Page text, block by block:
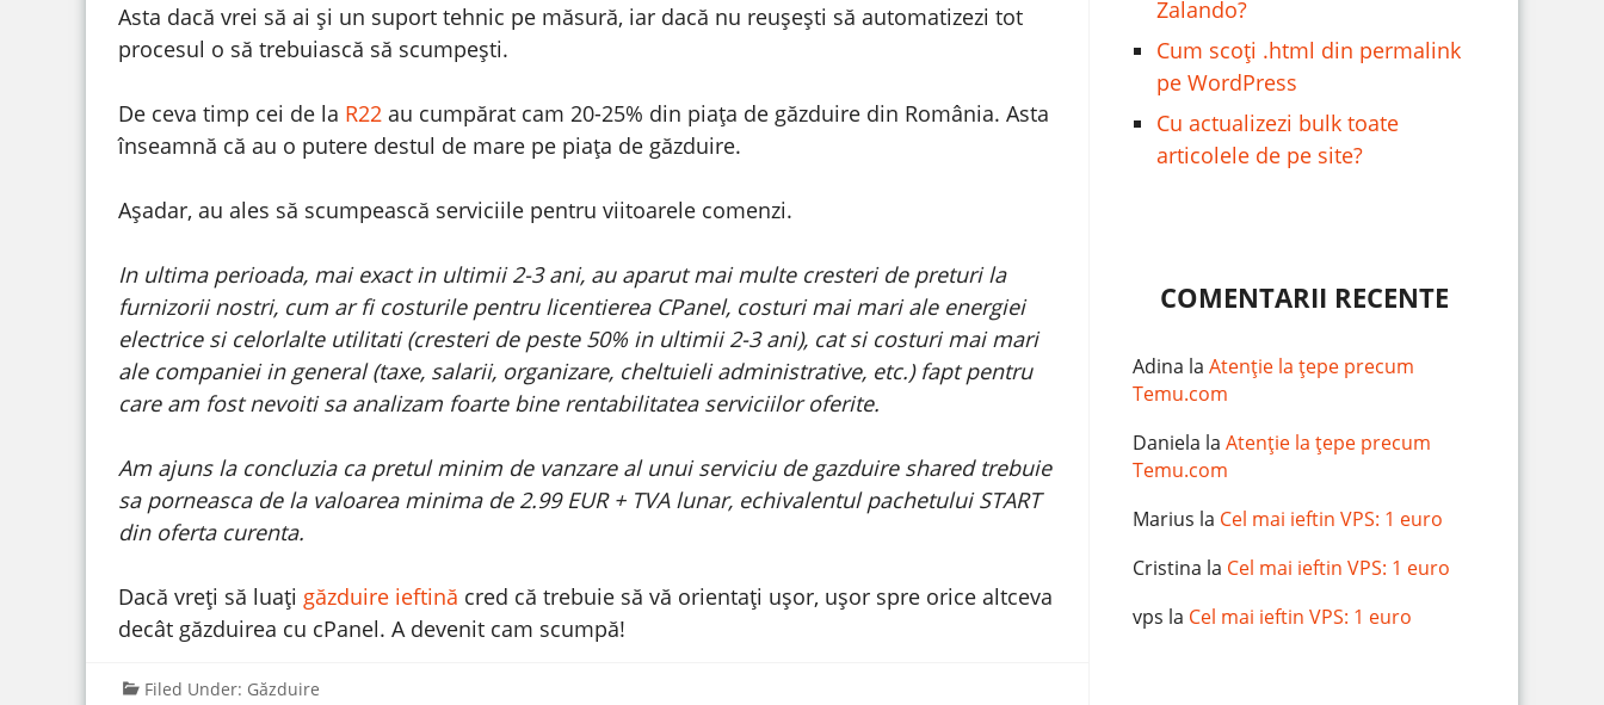
Asta dacă vrei să ai și un suport tehnic pe măsură, iar dacă nu reușești să automatizezi tot
procesul o să trebuiască să scumpești.
De ceva timp cei de la R22 au cumpărat cam 20-25% din piața de găzduire din România. Asta
înseamnă că au o putere destul de mare pe piața de găzduire.
Așadar, au ales să scumpească serviciile pentru viitoarele comenzi.
In ultima perioada, mai exact in ultimii 2-3 ani, au aparut mai multe cresteri de preturi la
furnizorii nostri, cum ar fi costurile pentru licentierea CPanel, costuri mai mari ale energiei
electrice si celorlalte utilitati (cresteri de peste 50% in ultimii 2-3 ani), cat si costuri mai mari
ale companiei in general (taxe, salarii, organizare, cheltuieli administrative, etc.) fapt pentru
care am fost nevoiti sa analizam foarte bine rentabilitatea serviciilor oferite.
Am ajuns la concluzia ca pretul minim de vanzare al unui serviciu de gazduire shared trebuie
sa porneasca de la valoarea minima de 2.99 EUR + TVA lunar, echivalentul pachetului START
din oferta curenta.
Dacă vreți să luați găzduire ieftină cred că trebuie să vă orientați ușor, ușor spre orice altceva
decât găzduirea cu cPanel. A devenit cam scumpă!
Filed Under: Găzduire
Zalando?
Cum scoți .html din permalink
pe WordPress
Cu actualizezi bulk toate
articolele de pe site?
COMENTARII RECENTE
Adina la Atenție la țepe precum
Temu.com
Daniela la Atenție la țepe precum
Temu.com
Marius la Cel mai ieftin VPS: 1 euro
Cristina la Cel mai ieftin VPS: 1 euro
vps la Cel mai ieftin VPS: 1 euro